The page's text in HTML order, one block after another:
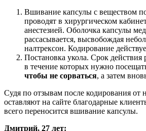
Вшивание капсулы с веществом
проводят в хирургическом
анестезией. Оболочка капсулы
рассасывается, высвобождая
налтрексон. Кодирование
Постановка укола. Срок действия
в течение которых нужно
чтобы не сорваться, а затем
Судя по отзывам после кодирования от
оставляют на сайте благодарные
всего переносится вшивание капсулы.
Дмитрий, 27 лет: